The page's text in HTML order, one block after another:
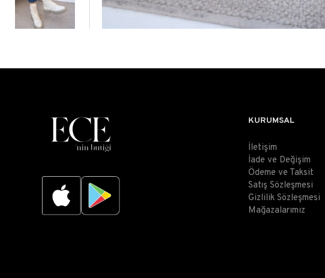
KURUMSAL
İletişim
İade ve Değişim
Ödeme ve Taksit
Satış Sözleşmesi
Gizlilik Sözleşmesi
Mağazalarımız